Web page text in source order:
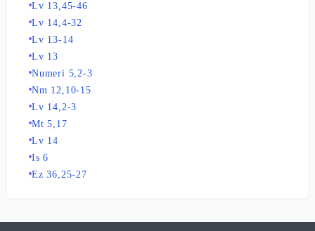
Lv 13,45-46
Lv 14,4-32
Lv 13-14
Lv 13
Numeri 5,2-3
Nm 12,10-15
Lv 14,2-3
Mt 5,17
Lv 14
Is 6
Ez 36,25-27